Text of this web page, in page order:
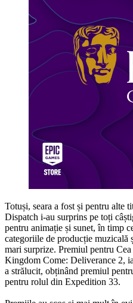
Totuși, seara a fost și pentru alte
Dispatch i-au surprins pe toți
pentru animație și sunet, în timp
categoriile de producție muzicală
mari surprize. Premiul pentru
Kingdom Come: Deliverance 2,
a strălucit, obținând premiul
pentru rolul din Expedition 33.